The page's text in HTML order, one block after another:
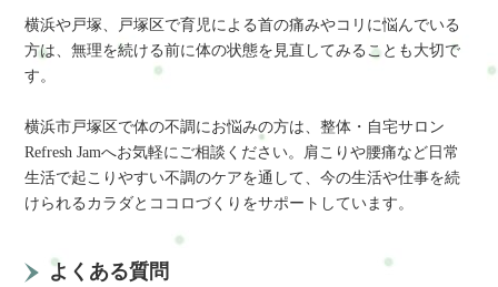
横浜や戸塚、戸塚区で育児による首の痛みやコリに悩んでいる
方は、無理を続ける前に体の状態を見直してみることも大切で
す。
横浜市戸塚区で体の不調にお悩みの方は、整体・自宅サロン
Refresh Jamへお気軽にご相談ください。肩こりや腰痛など日常
生活で起こりやすい不調のケアを通して、今の生活や仕事を続
けられるカラダとココロづくりをサポートしています。
よくある質問